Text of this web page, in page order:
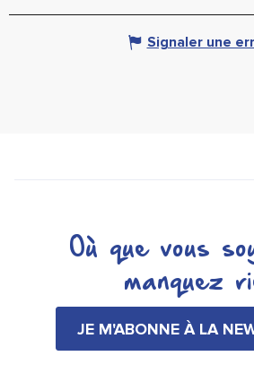
Signaler une
Où que vous
manquez
JE M'ABONNE À LA